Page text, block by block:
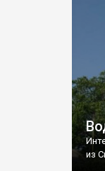
из